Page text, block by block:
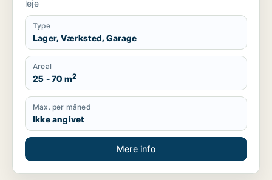
leje
Type
Lager, Værksted, Garage
Areal
25 - 70 m2
Max. per måned
Ikke angivet
Mere info